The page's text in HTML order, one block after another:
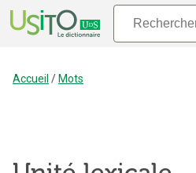
Accueil / Mots